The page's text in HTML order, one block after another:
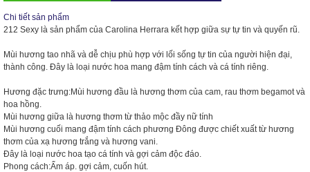
Chi tiết sản phẩm
212 Sexy là sản phẩm của Carolina Herrara kết hợp giữa sự tự tin và quyến rũ.
Mùi hương tao nhã và dễ chịu phù hợp với lối sống tự tin của người hiện đại,
thành công. Đây là loại nước hoa mang đậm tính cách và cá tính riêng.
Hương đặc trưng:Mùi hương đầu là hương thơm của cam, rau thơm begamot và
hoa hồng.
Mùi hương giữa là hương thơm từ thảo mộc đầy nữ tính
Mùi hương cuối mang đậm tính cách phương Đông được chiết xuất từ hương
thơm của xạ hương trắng và hương vani.
Đây là loại nước hoa tạo cá tính và gợi cảm độc đáo.
Phong cách:Ấm áp. gợi cảm, cuốn hút.